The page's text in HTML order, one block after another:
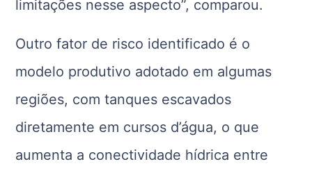
limitações nesse aspecto”, comparou.
Outro fator de risco identificado é o
modelo produtivo adotado em algumas
regiões, com tanques escavados
diretamente em cursos d’água, o que
aumenta a conectividade hídrica entre